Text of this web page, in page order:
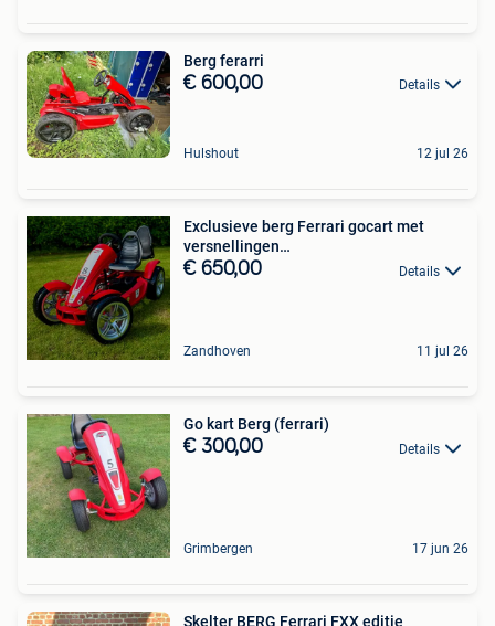
Berg ferarri
€ 600,00 Details
Hulshout 12 jul 26
Exclusieve berg Ferrari gocart met
versnellingen…
€ 650,00 Details
Zandhoven 11 jul 26
Go kart Berg (ferrari)
€ 300,00 Details
Grimbergen 17 jun 26
Skelter BERG Ferrari FXX editie